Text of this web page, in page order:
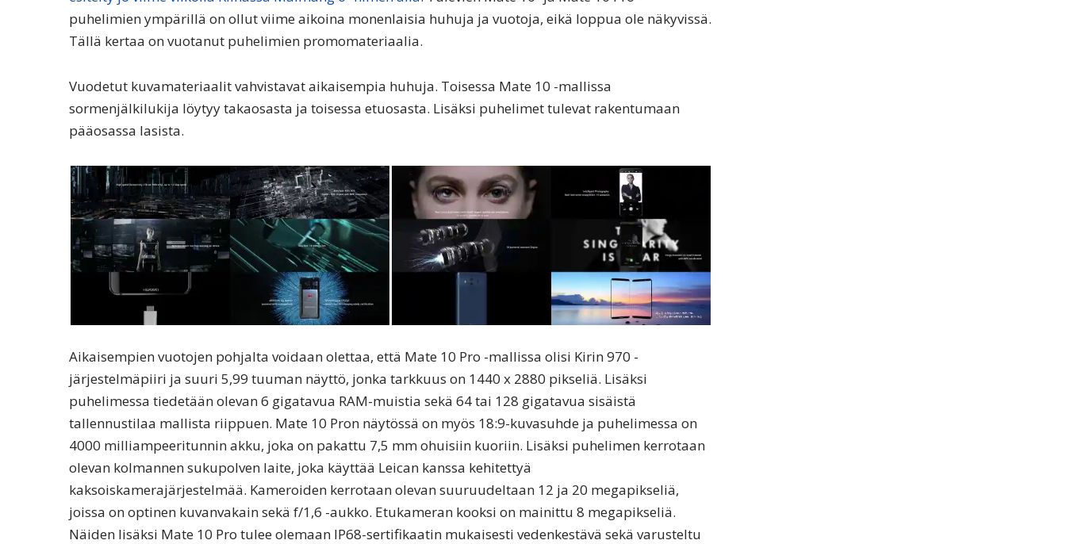
puhelimien ympärillä on ollut viime aikoina monenlaisia huhuja ja vuotoja, eikä loppua ole näkyvissä.
Tällä kertaa on vuotanut puhelimien promomateriaalia.
Vuodetut kuvamateriaalit vahvistavat aikaisempia huhuja. Toisessa Mate 10 -mallissa
sormenjälkilukija löytyy takaosasta ja toisessa etuosasta. Lisäksi puhelimet tulevat rakentumaan
pääosassa lasista.
Aikaisempien vuotojen pohjalta voidaan olettaa, että Mate 10 Pro -mallissa olisi Kirin 970 -
järjestelmäpiiri ja suuri 5,99 tuuman näyttö, jonka tarkkuus on 1440 x 2880 pikseliä. Lisäksi
puhelimessa tiedetään olevan 6 gigatavua RAM-muistia sekä 64 tai 128 gigatavua sisäistä
tallennustilaa mallista riippuen. Mate 10 Pron näytössä on myös 18:9-kuvasuhde ja puhelimessa on
4000 milliampeeritunnin akku, joka on pakattu 7,5 mm ohuisiin kuoriin. Lisäksi puhelimen kerrotaan
olevan kolmannen sukupolven laite, joka käyttää Leican kanssa kehitettyä
kaksoiskamerajärjestelmää. Kameroiden kerrotaan olevan suuruudeltaan 12 ja 20 megapikseliä,
joissa on optinen kuvanvakain sekä f/1,6 -aukko. Etukameran kooksi on mainittu 8 megapikseliä.
Näiden lisäksi Mate 10 Pro tulee olemaan IP68-sertifikaatin mukaisesti vedenkestävä sekä varusteltu